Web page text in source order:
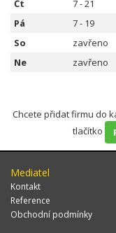
Čt
7 - 21
Pá
7 - 19
So
zavřeno
Ne
zavřeno
Chcete přidat firmu do
tlačítko
Mediatel
Kontakt
Reference
Obchodní podmínky